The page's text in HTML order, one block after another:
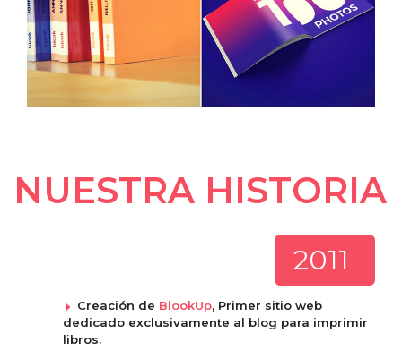
NUESTRA HISTORIA
2011
Creación de BlookUp, Primer sitio web
dedicado exclusivamente al blog para imprimir
libros.